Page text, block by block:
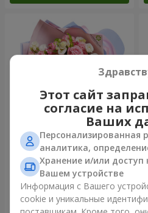
Букет "Сказка моей жизни"
2 332 грн
Заказать
Этот сайт
согласие на
Ваших
Персонализированная
аналитика,
Хранение и/или
Вашем устройстве
Информация с Вашего
cookie и уникальные